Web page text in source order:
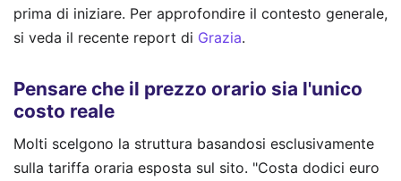
prima di iniziare. Per approfondire il contesto generale,
si veda il recente report di Grazia.
Pensare che il prezzo orario sia l'unico
costo reale
Molti scelgono la struttura basandosi esclusivamente
sulla tariffa oraria esposta sul sito. "Costa dodici euro